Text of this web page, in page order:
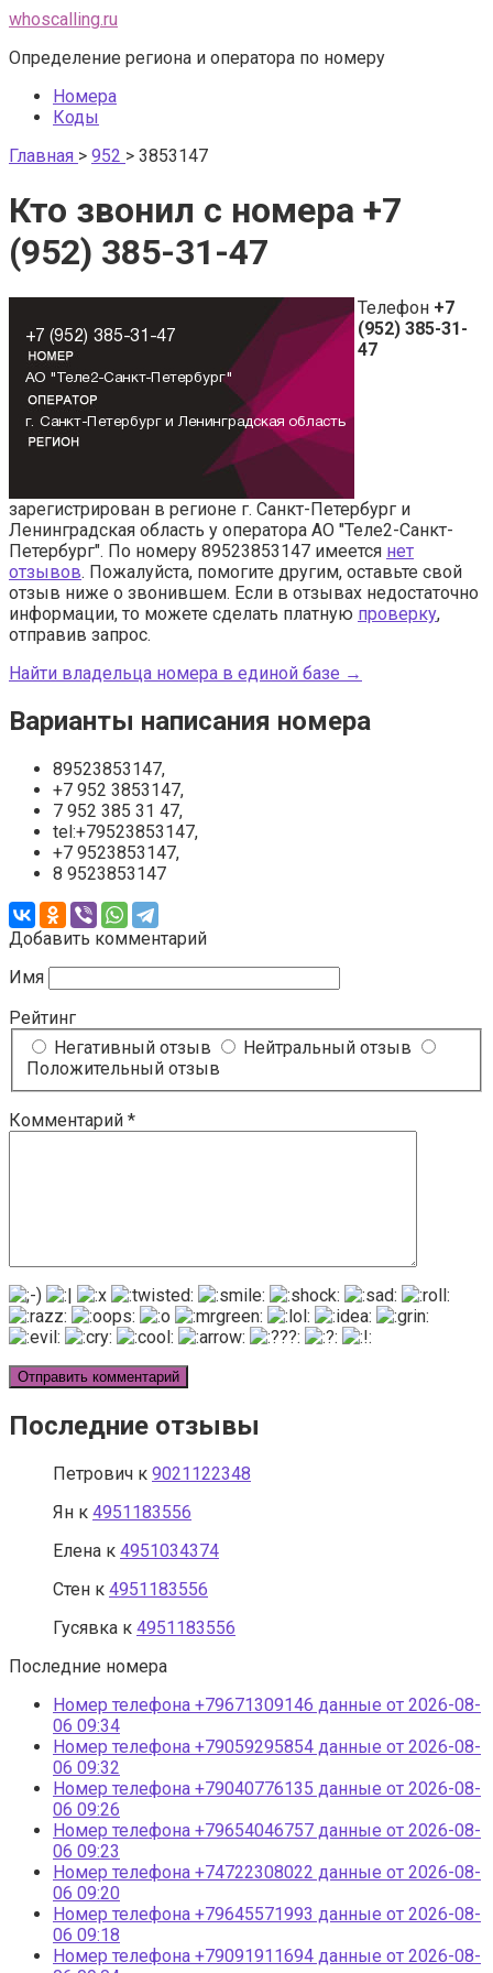
Перейти
контенту
whoscalling.ru
Определение региона и оператора по номеру
Номера
Коды
Главная > 952 > 3853147
Кто звонил с номера +7
(952) 385-31-47
Телефон +7
(952) 385-31-
47
зарегистрирован в регионе г. Санкт-Петербург и
Ленинградская область у оператора АО "Теле2-Санкт-
Петербург". По номеру 89523853147 имеется нет
отзывов. Пожалуйста, помогите другим, оставьте свой
отзыв ниже о звонившем. Если в отзывах недостаточно
информации, то можете сделать платную проверку,
отправив запрос.
Найти владельца номера в единой базе →
Варианты написания номера
89523853147,
+7 952 3853147,
7 952 385 31 47,
tel:+79523853147,
+7 9523853147,
8 9523853147
Добавить комментарий
Имя
Рейтинг
Негативный отзыв
Нейтральный отзыв
Положительный отзыв
Комментарий *
Последние отзывы
Петрович к 9021122348
Ян к 4951183556
Елена к 4951034374
Стен к 4951183556
Гусявка к 4951183556
Последние номера
Номер телефона +79671309146 данные от 2026-08-
06 09:34
Номер телефона +79059295854 данные от 2026-08-
06 09:32
Номер телефона +79040776135 данные от 2026-08-
06 09:26
Номер телефона +79654046757 данные от 2026-08-
06 09:23
Номер телефона +74722308022 данные от 2026-08-
06 09:20
Номер телефона +79645571993 данные от 2026-08-
06 09:18
Номер телефона +79091911694 данные от 2026-08-